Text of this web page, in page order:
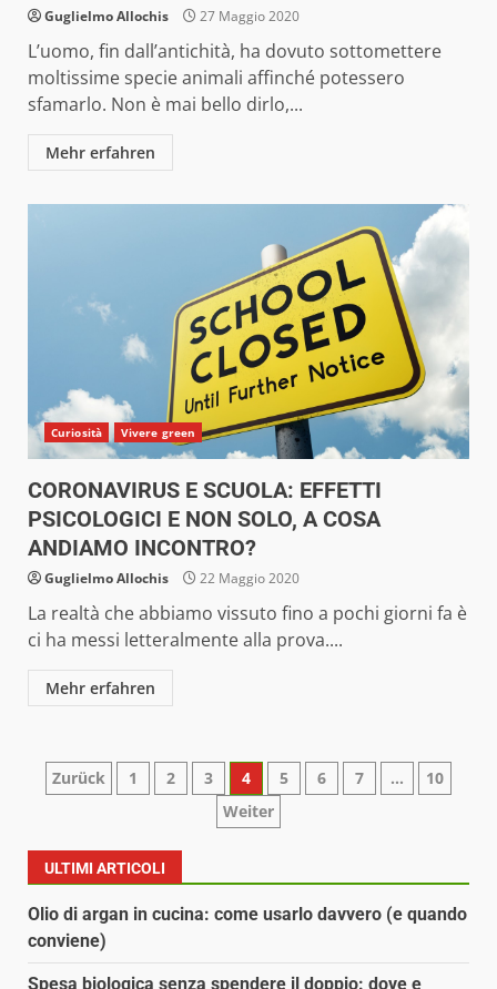
Guglielmo Allochis 27 Maggio 2020
L’uomo, fin dall’antichità, ha dovuto sottomettere
moltissime specie animali affinché potessero
sfamarlo. Non è mai bello dirlo,...
Mehr erfahren
Curiosità Vivere green
CORONAVIRUS E SCUOLA: EFFETTI
PSICOLOGICI E NON SOLO, A COSA
ANDIAMO INCONTRO?
Guglielmo Allochis 22 Maggio 2020
La realtà che abbiamo vissuto fino a pochi giorni fa è
ci ha messi letteralmente alla prova....
Mehr erfahren
Paginazione
articoli
Zurück 1 2 3 4 5 6 7 …
10
Weiter
ULTIMI ARTICOLI
Olio di argan in cucina: come usarlo davvero (e quando
conviene)
Spesa biologica senza spendere il doppio: dove e